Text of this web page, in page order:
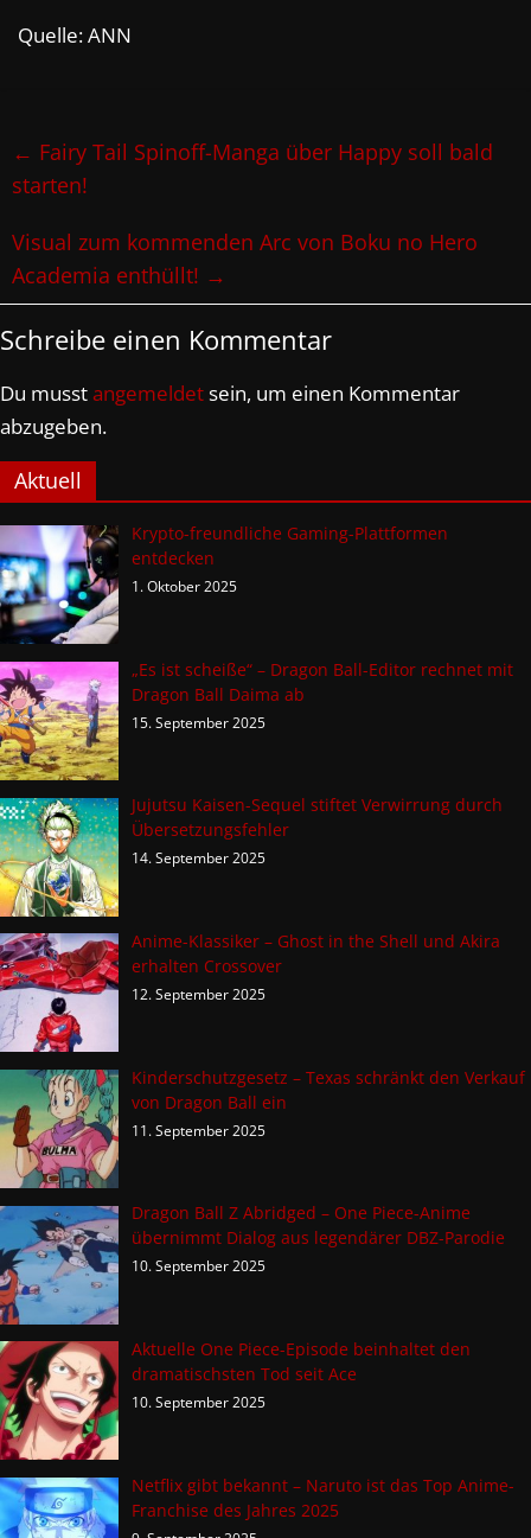
Quelle: ANN
← Fairy Tail Spinoff-Manga über Happy soll bald
starten!
Visual zum kommenden Arc von Boku no Hero
Academia enthüllt! →
Schreibe einen Kommentar
Du musstangemeldetsein, um einen Kommentar
abzugeben.
Aktuell
Krypto-freundliche Gaming-Plattformen
entdecken
1. Oktober 2025
„Es ist scheiße“ – Dragon Ball-Editor rechnet mit
Dragon Ball Daima ab
15. September 2025
Jujutsu Kaisen-Sequel stiftet Verwirrung durch
Übersetzungsfehler
14. September 2025
Anime-Klassiker – Ghost in the Shell und Akira
erhalten Crossover
12. September 2025
Kinderschutzgesetz – Texas schränkt den Verkauf
von Dragon Ball ein
11. September 2025
Dragon Ball Z Abridged – One Piece-Anime
übernimmt Dialog aus legendärer DBZ-Parodie
10. September 2025
Aktuelle One Piece-Episode beinhaltet den
dramatischsten Tod seit Ace
10. September 2025
Netflix gibt bekannt – Naruto ist das Top Anime-
Franchise des Jahres 2025